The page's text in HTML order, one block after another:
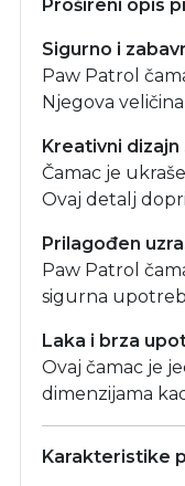
Prošireni opis
Sigurno i
Paw Patrol
Njegova
Kreativni dizajn
Čamac je
Ovaj detalj
Prilagođen
Paw Patrol
sigurna
Laka i brza
Ovaj čamac je
dimenzijama
Karakteristike